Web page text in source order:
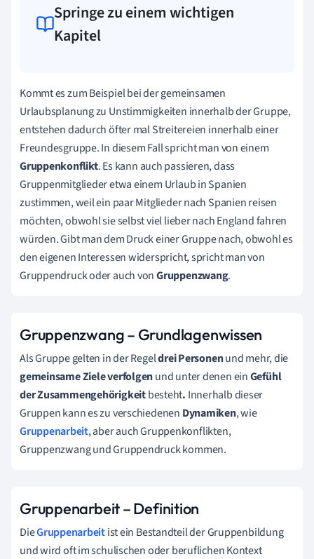
Springe zu einem wichtigen
Kapitel
Kommt es zum Beispiel bei der gemeinsamen
Urlaubsplanung zu Unstimmigkeiten innerhalb der Gruppe,
entstehen dadurch öfter mal Streitereien innerhalb einer
Freundesgruppe. In diesem Fall spricht man von einem
Gruppenkonflikt. Es kann auch passieren, dass
Gruppenmitglieder etwa einem Urlaub in Spanien
zustimmen, weil ein paar Mitglieder nach Spanien reisen
möchten, obwohl sie selbst viel lieber nach England fahren
würden. Gibt man dem Druck einer Gruppe nach, obwohl es
den eigenen Interessen widerspricht, spricht man von
Gruppendruck oder auch vonGruppenzwang.
Gruppenzwang – Grundlagenwissen
Als Gruppe gelten in der Regeldrei Personenund mehr, die
gemeinsame Ziele verfolgenund unter denen einGefühl
der Zusammengehörigkeitbesteht. Innerhalb dieser
Gruppen kann es zu verschiedenen Dynamiken, wie
Gruppenarbeit, aber auch Gruppenkonflikten,
Gruppenzwang und Gruppendruck kommen.
Gruppenarbeit – Definition
DieGruppenarbeitist ein Bestandteil der Gruppenbildung
und wird oft im schulischen oder beruflichen Kontext